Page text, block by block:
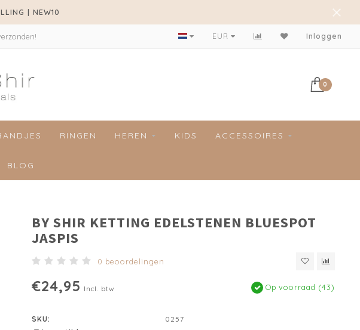
| NEW10
EUR Inloggen
0
RINGEN HEREN KIDS ACCESSOIRES
BLOG
BY SHIR KETTING EDELSTENEN BLUESPOT
JASPIS
0 beoordelingen
€24,95 Incl. btw Op voorraad (43)
SKU:
0257